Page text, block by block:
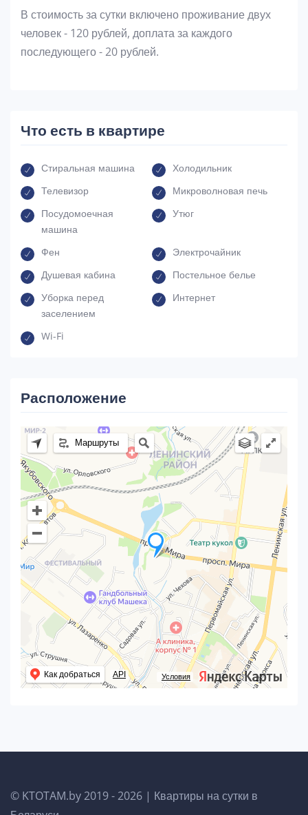
В стоимость за сутки включено проживание двух
человек - 120 рублей, доплата за каждого
последующего - 20 рублей.
Что есть в квартире
Стиральная машина
Холодильник
Телевизор
Микроволновая печь
Посудомоечная
машина
Утюг
Фен
Электрочайник
Душевая кабина
Постельное белье
Уборка перед
заселением
Интернет
Wi-Fi
Расположение
Условия
Как добраться API
Маршруты
© KTOTAM.by 2019 - 2026 | Квартиры на сутки в